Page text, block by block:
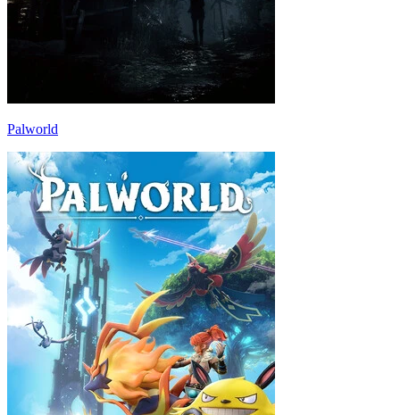
Palworld